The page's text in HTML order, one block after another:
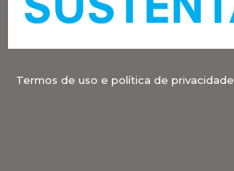
Termos de uso e política de privacidade